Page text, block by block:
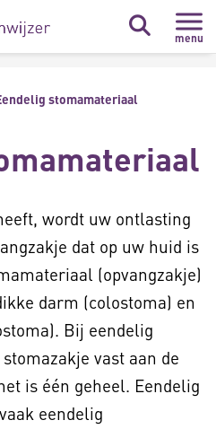
menu
stomamateriaal
wordt uw ontlasting
dat op uw huid is
(opvangzakje)
darm (colostoma) en
Bij eendelig
vast aan de
is één geheel. Eendelig
eendelig